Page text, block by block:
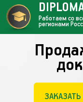
Работаем со
регионами